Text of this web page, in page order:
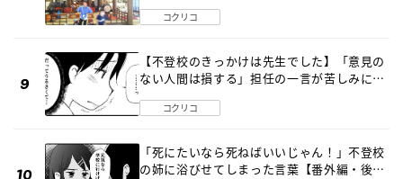
コクリコ
【不登校のきっかけは先生でした】「意見の
ない人間は損する」担任の一言が苦しみに…
コクリコ
「死にたいなら死ねばいいじゃん！」不登校
の姉に浴びせてしまった言葉【番外編・後